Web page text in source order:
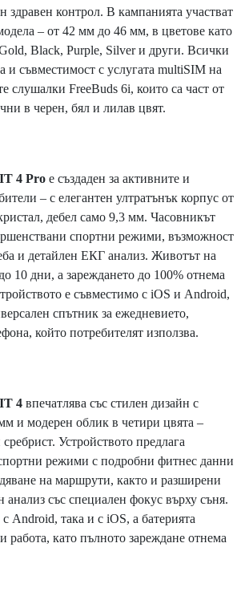
здравен контрол. В кампанията участват
– от 42 мм до 46 мм, в цветове като
Black, Purple, Silver и други. Всички
и съвместимост с услугата multiSIM на
слушалки FreeBuds 6i, които са част от
в черен, бял и лилав цвят.
4 Pro е създаден за активните и
– с елегантен ултратънък корпус от
дебел само 9,3 мм. Часовникът
спортни режими, възможност
и детайлен ЕКГ анализ. Животът на
10 дни, а зареждането до 100% отнема
е съвместимо с iOS и Android,
спътник за ежедневието,
който потребителят използва.
4 впечатлява със стилен дизайн с
и модерен облик в четири цвята –
Устройството предлага
режими с подробни фитнес данни
на маршрути, както и разширени
анализ със специален фокус върху съня.
Android, така и с iOS, а батерията
работа, като пълното зареждане отнема